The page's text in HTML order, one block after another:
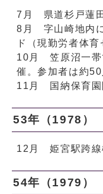
7月 県道杉戸蓮
8月 字山崎地内
ド（現勤労者体育
10月 笠原沼一帯
催。参加者は約50
11月 国納保育園
53年（1978）
12月 姫宮駅跨線
54年（1979）